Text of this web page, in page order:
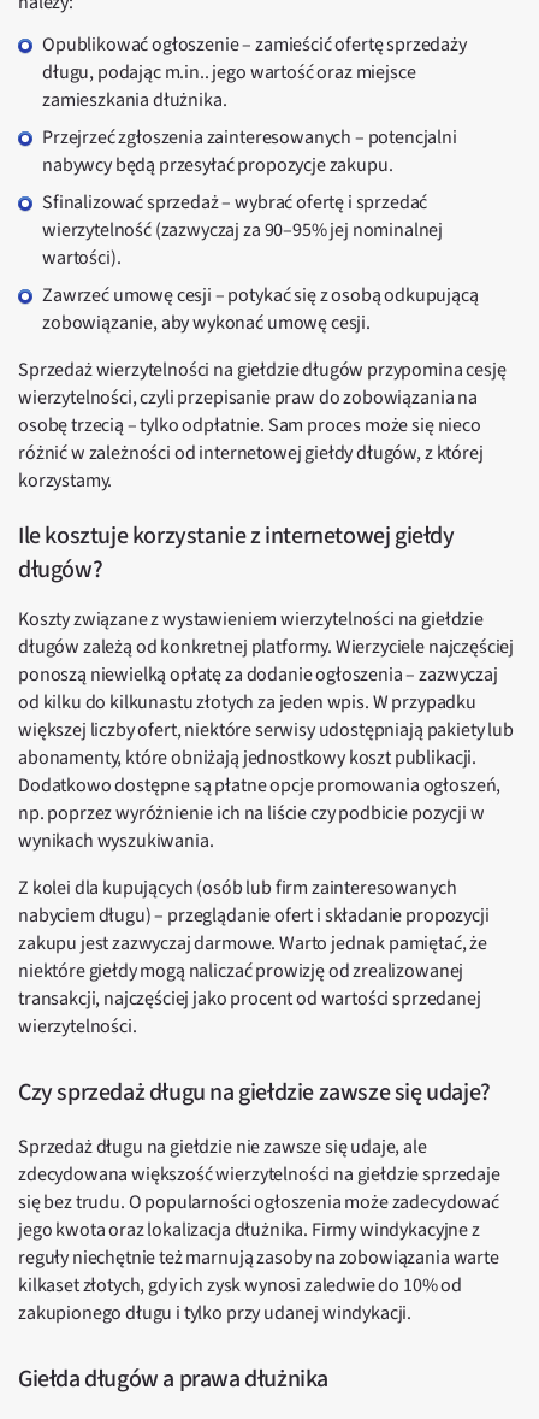
Opublikować ogłoszenie – zamieścić ofertę sprzedaży
długu, podając m.in.. jego wartość oraz miejsce
zamieszkania dłużnika.
Przejrzeć zgłoszenia zainteresowanych – potencjalni
nabywcy będą przesyłać propozycje zakupu.
Sfinalizować sprzedaż – wybrać ofertę i sprzedać
wierzytelność (zazwyczaj za 90–95% jej nominalnej
wartości).
Zawrzeć umowę cesji – potykać się z osobą odkupującą
zobowiązanie, aby wykonać umowę cesji.
Sprzedaż wierzytelności na giełdzie długów przypomina cesję
wierzytelności, czyli przepisanie praw do zobowiązania na
osobę trzecią – tylko odpłatnie. Sam proces może się nieco
różnić w zależności od internetowej giełdy długów, z której
korzystamy.
Ile kosztuje korzystanie z internetowej giełdy
długów?
Koszty związane z wystawieniem wierzytelności na giełdzie
długów zależą od konkretnej platformy. Wierzyciele najczęściej
ponoszą niewielką opłatę za dodanie ogłoszenia – zazwyczaj
od kilku do kilkunastu złotych za jeden wpis. W przypadku
większej liczby ofert, niektóre serwisy udostępniają pakiety lub
abonamenty, które obniżają jednostkowy koszt publikacji.
Dodatkowo dostępne są płatne opcje promowania ogłoszeń,
np. poprzez wyróżnienie ich na liście czy podbicie pozycji w
wynikach wyszukiwania.
Z kolei dla kupujących (osób lub firm zainteresowanych
nabyciem długu) – przeglądanie ofert i składanie propozycji
zakupu jest zazwyczaj darmowe. Warto jednak pamiętać, że
niektóre giełdy mogą naliczać prowizję od zrealizowanej
transakcji, najczęściej jako procent od wartości sprzedanej
wierzytelności.
Czy sprzedaż długu na giełdzie zawsze się udaje?
Sprzedaż długu na giełdzie nie zawsze się udaje, ale
zdecydowana większość wierzytelności na giełdzie sprzedaje
się bez trudu. O popularności ogłoszenia może zadecydować
jego kwota oraz lokalizacja dłużnika. Firmy windykacyjne z
reguły niechętnie też marnują zasoby na zobowiązania warte
kilkaset złotych, gdy ich zysk wynosi zaledwie do 10% od
zakupionego długu i tylko przy udanej windykacji.
Giełda długów a prawa dłużnika